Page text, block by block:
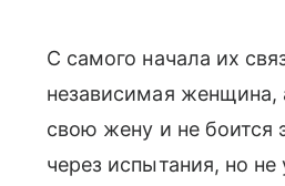
С самого начала их
независимая женщина,
свою жену и не
через испытания, но